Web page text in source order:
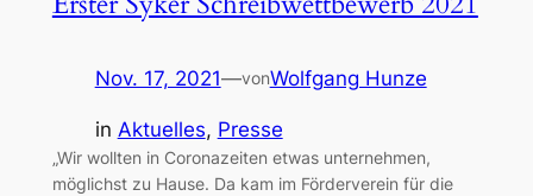
Nov. 17, 2021—vonWolfgang Hunze
in Aktuelles, Presse
„Wir wollten in Coronazeiten etwas unternehmen,
möglichst zu Hause. Da kam im Förderverein für die